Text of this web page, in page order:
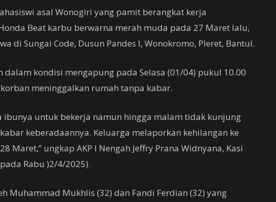
asal Wonogiri yang pamit berangkat kerja
Beat karbu berwarna merah muda pada 27 Maret lalu,
di Sungai Code, Dusun Pandes I, Wonokromo, Pleret, Bantul.
dalam kondisi mengapung pada Selasa (01/04) pukul 10.00
meninggalkan rumah tanpa kabar.
ibunya untuk bekerja namun hingga malam tidak kunjung
keberadaannya. Keluarga melaporkan kehilangan ke
Maret,” ungkap AKP I Nengah Jeffry Prana Widnyana, Kasi
Rabu )2/4/2025).
Muhammad Mukhlis (32) dan Fandi Ferdian (32) yang